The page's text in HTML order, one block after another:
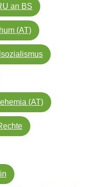
an BS
(AT)
(AT)